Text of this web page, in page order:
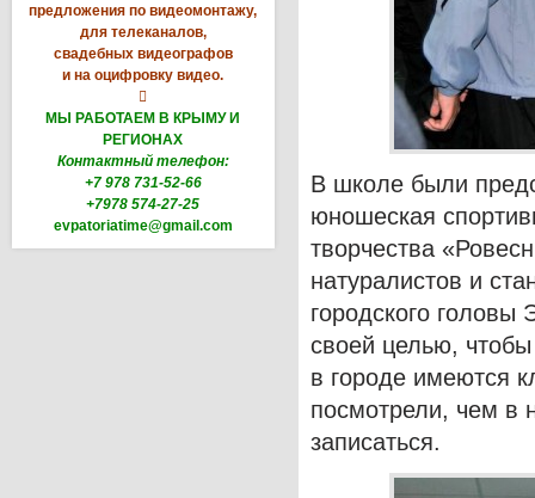
предложения по видеомонтажу,
для телеканалов,
свадебных видеографов
и на оцифровку видео.

МЫ РАБОТАЕМ В КРЫМУ И
РЕГИОНАХ
Контактный телефон:
+7 978 731-52-66
+7978 574-27-25
evpatoriatime@gmail.com
В школе были
юношеская
творчества
натуралистов и
городского головы
своей целью,
в городе имеются
посмотрели, чем в
записаться.